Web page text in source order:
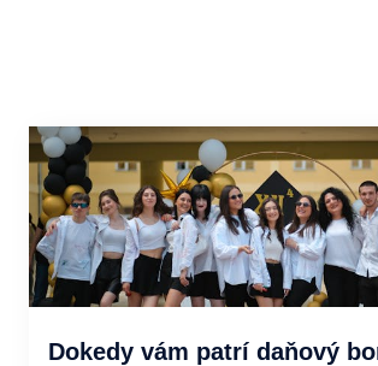
Dokedy vám patrí daňový